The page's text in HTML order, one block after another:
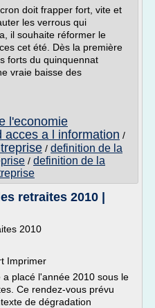
doit frapper fort, vite et
les verrous qui
il souhaite réformer le
cet été. Dès la première
forts du quinquennat
vraie baisse des
l'economie
acces a l information /
/ definition de la
/ definition de la
retraites 2010 |
2010
Imprimer
placé l'année 2010 sous le
Ce rendez-vous prévu
de dégradation